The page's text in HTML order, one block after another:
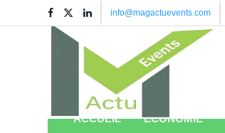
info@magactuevents.com
ACCUEIL ÉCONOMIE